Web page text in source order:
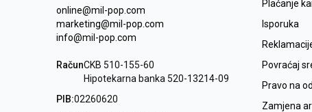
online@mil-pop.com
marketing@mil-pop.com
info@mil-pop.com
RačunCKB 510-155-60
Hipotekarna banka 520-13214-09
PIB:02260620
Plaćanje
Isporuka
Povraćaj
Pravo na
Zamjena